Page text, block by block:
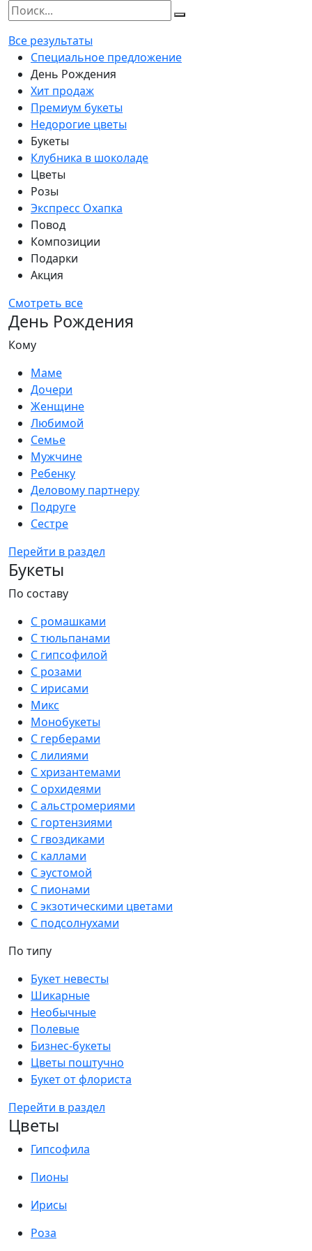
Все результаты
Специальное предложение
День Рождения
Хит продаж
Премиум букеты
Недорогие цветы
Букеты
Клубника в шоколаде
Цветы
Розы
Экспресс Охапка
Повод
Композиции
Подарки
Акция
Смотреть все
День Рождения
Кому
Маме
Дочери
Женщине
Любимой
Семье
Мужчине
Ребенку
Деловому партнеру
Подруге
Сестре
Перейти в раздел
Букеты
По составу
С ромашками
С тюльпанами
С гипсофилой
С розами
С ирисами
Микс
Монобукеты
С герберами
С лилиями
С хризантемами
С орхидеями
С альстромериями
С гортензиями
С гвоздиками
С каллами
С эустомой
С пионами
С экзотическими цветами
С подсолнухами
По типу
Букет невесты
Шикарные
Необычные
Полевые
Бизнес-букеты
Цветы поштучно
Букет от флориста
Перейти в раздел
Цветы
Гипсофила
Пионы
Ирисы
Роза